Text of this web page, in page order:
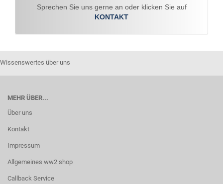
Sprechen Sie uns gerne an oder klicken Sie auf
KONTAKT
Wissenswertes über uns
MEHR ÜBER...
Über uns
Kontakt
Impressum
Allgemeines ww2 shop
Callback Service